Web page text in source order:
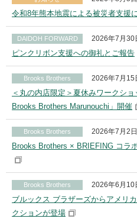
令和8年熊本地震による被災者支援
DAIDOH FORWARD 2026年7月30
ピンクリボン支援への御礼とご報告
Brooks Brothers 2026年7月15
＜丸の内店限定＞夏休みワークシ
Brooks Brothers Marunouchi」開催
Brooks Brothers 2026年7月2日
Brooks Brothers × BRIEFING コラ
Brooks Brothers 2026年6月10
ブルックス ブラザーズからアメリ
クションが登場